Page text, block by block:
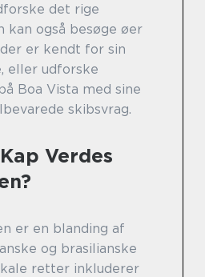
det rige
kan også besøge øer
er kendt for sin
eller udforske
Boa Vista med sine
skibsvrag.
Verdes
er en blanding af
og brasilianske
retter inkluderer